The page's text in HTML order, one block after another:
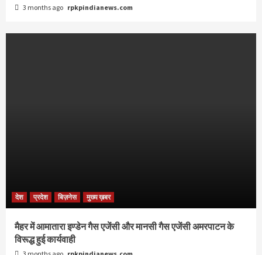
3 months ago rpkpindianews.com
देश प्रदेश बिज़नेस मुख्य ख़बर
मैहर में आमातारा इण्डेन गैस एजेंसी और मानसी गैस एजेंसी अमरपाटन के
विरूद्ध हुई कार्यवाही